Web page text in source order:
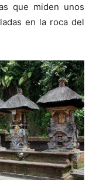
que miden unos
en la roca del